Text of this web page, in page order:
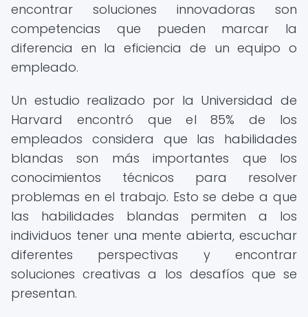
encontrar soluciones innovadoras son
competencias que pueden marcar la
diferencia en la eficiencia de un equipo o
empleado.
Un estudio realizado por la Universidad de
Harvard encontró que el 85% de los
empleados considera que las habilidades
blandas son más importantes que los
conocimientos técnicos para resolver
problemas en el trabajo. Esto se debe a que
las habilidades blandas permiten a los
individuos tener una mente abierta, escuchar
diferentes perspectivas y encontrar
soluciones creativas a los desafíos que se
presentan.